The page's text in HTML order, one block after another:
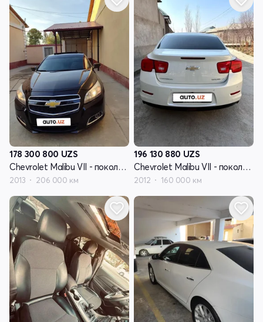
178 300 800 UZS
Chevrolet Malibu VII - поколение
2013 206 000 км
196 130 880 UZS
Chevrolet Malibu VII - поколение
2012 160 000 км